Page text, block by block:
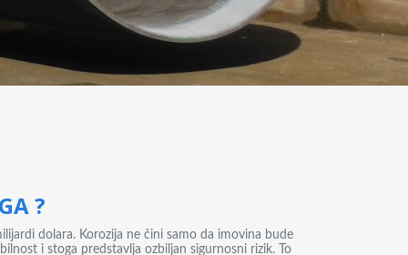
?
dolara. Korozija ne čini samo da imovina bude
i stoga predstavlja ozbiljan sigurnosni rizik. To